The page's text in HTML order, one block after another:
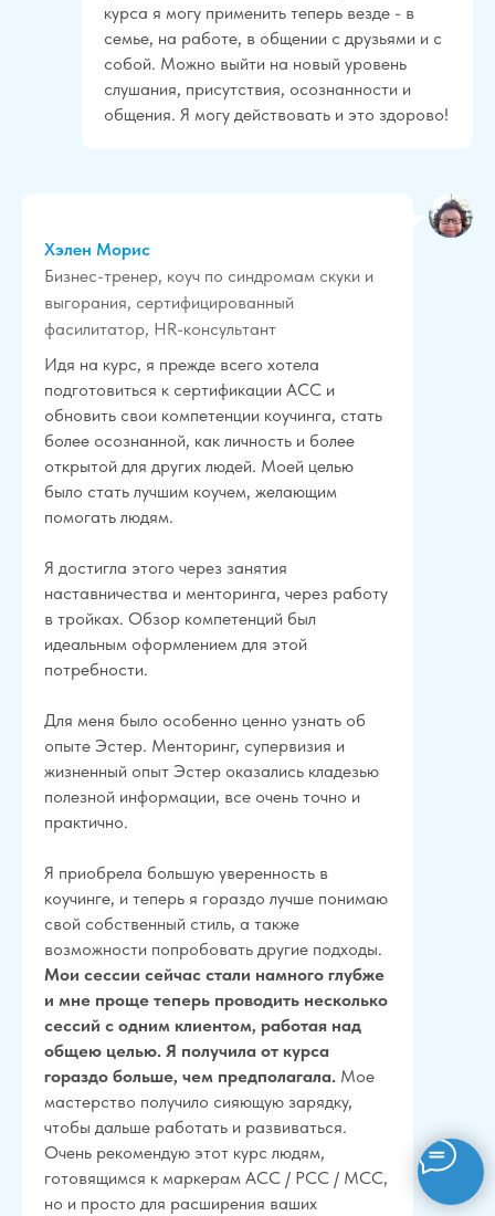
курса я могу применить теперь везде - в
семье, на работе, в общении с друзьями и с
собой. Можно выйти на новый уровень
слушания, присутствия, осознанности и
общения. Я могу действовать и это здорово!
Хэлен Морис
Бизнес-тренер, коуч по синдромам скуки и
выгорания, сертифицированный
фасилитатор, HR-консультант
Идя на курс, я прежде всего хотела
подготовиться к сертификации ACC и
обновить свои компетенции коучинга, стать
более осознанной, как личность и более
открытой для других людей. Моей целью
было стать лучшим коучем, желающим
помогать людям.
Я достигла этого через занятия
наставничества и менторинга, через работу
в тройках. Обзор компетенций был
идеальным оформлением для этой
потребности.
Для меня было особенно ценно узнать об
опыте Эстер. Менторинг, супервизия и
жизненный опыт Эстер оказались кладезью
полезной информации, все очень точно и
практично.
Я приобрела большую уверенность в
коучинге, и теперь я гораздо лучше понимаю
свой собственный стиль, а также
возможности попробовать другие подходы.
Мои сессии сейчас стали намного глубже
и мне проще теперь проводить несколько
сессий с одним клиентом, работая над
общею целью. Я получила от курса
гораздо больше, чем предполагала. Мое
мастерство получило сияющую зарядку,
чтобы дальше работать и развиваться.
Очень рекомендую этот курс людям,
готовящимся к маркерам ACC / PCC / MCC,
но и просто для расширения ваших